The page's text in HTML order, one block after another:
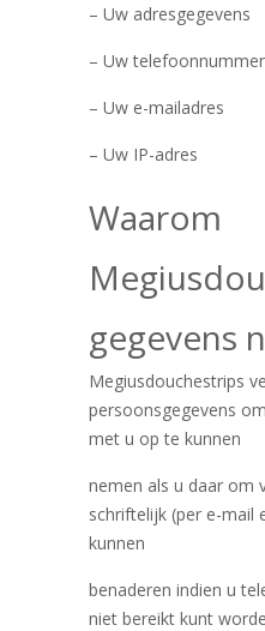
– Uw adresgegevens
– Uw telefoonnummer
– Uw e-mailadres
– Uw IP-adres
Waarom
gegevens
Megiusdouchestrips
persoonsgegevens
met u op te kunnen
nemen als u daar om
schriftelijk (per e-mail
kunnen
benaderen indien u
niet bereikt kunt